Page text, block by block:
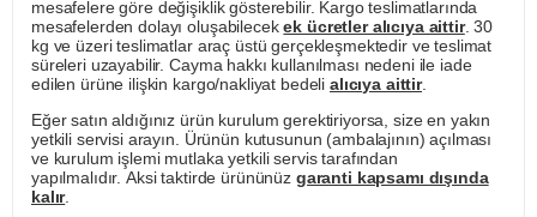
mesafelere göre değişiklik gösterebilir. Kargo teslimatlarında
mesafelerden dolayı oluşabilecekek ücretler alıcıya aittir. 30
kg ve üzeri teslimatlar araç üstü gerçekleşmektedir ve teslimat
süreleri uzayabilir. Cayma hakkı kullanılması nedeni ile iade
edilen ürüne ilişkin kargo/nakliyat bedeli alıcıya aittir.
Eğer satın aldığınız ürün kurulum gerektiriyorsa, size en yakın
yetkili servisi arayın. Ürünün kutusunun (ambalajının) açılması
ve kurulum işlemi mutlaka yetkili servis tarafından
yapılmalıdır. Aksi taktirde ürününüz garanti kapsamı dışında
kalır.